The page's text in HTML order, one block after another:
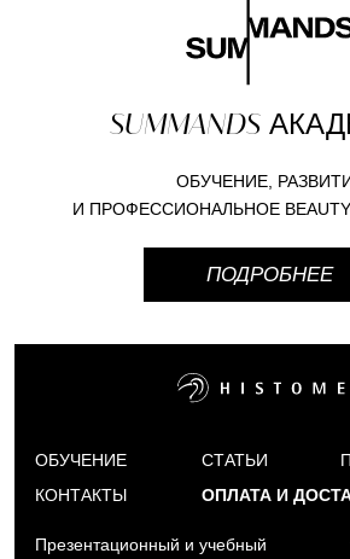
SUMMANDS
ОБУЧЕНИЕ,
И ПРОФЕССИОНАЛЬНОЕ
ПОДРОБНЕЕ
ОБУЧЕНИЕ
КОНТАКТЫ
СТАТЬИ
ОПЛАТА И
Презентационный и учебный